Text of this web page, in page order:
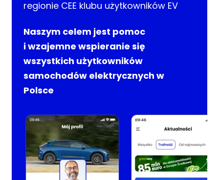
regionie CEE klubu użytkowników EV
Naszym celem jest pomoc
i wzajemne wspieranie się
wszystkich użytkowników
samochodów elektrycznych w
Polsce